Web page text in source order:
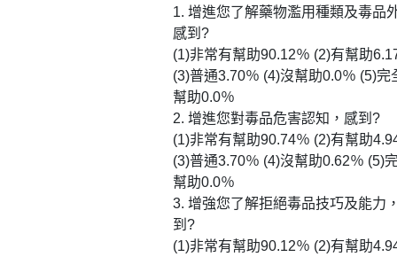
1. 增進您了解藥物濫用種類及毒品
感到?
(1)非常有幫助90.12％ (2)有幫助
(3)普通3.70％ (4)沒幫助0.0％ (5)完
幫助0.0％
2. 增進您對毒品危害認知，感到?
(1)非常有幫助90.74％ (2)有幫助
(3)普通3.70％ (4)沒幫助0.62％ (5)
幫助0.0％
3. 增強您了解拒絕毒品技巧及能力
到?
(1)非常有幫助90.12％ (2)有幫助